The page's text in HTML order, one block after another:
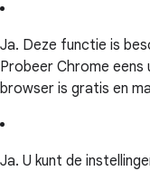
Ja. Deze functie is
Probeer Chrome eens
browser is gratis en
Ja. U kunt de